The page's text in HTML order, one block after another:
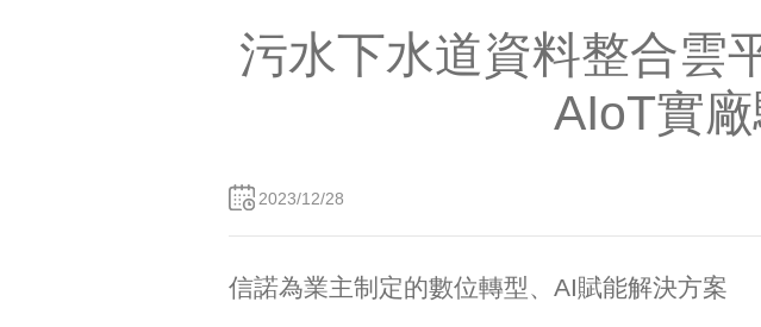
污水下水道資料整合雲
AIoT實
2023/12/28
信諾為業主制定的數位轉型、AI賦能解決方案